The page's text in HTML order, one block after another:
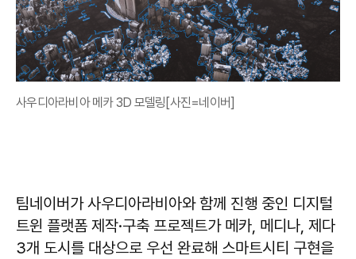
사우디아라비아 메카 3D 모델링[사진=네이버]
팀네이버가 사우디아라비아와 함께 진행 중인 디지털
트윈 플랫폼 제작·구축 프로젝트가 메카, 메디나, 제다
3개 도시를 대상으로 우선 완료해 스마트시티 구현을